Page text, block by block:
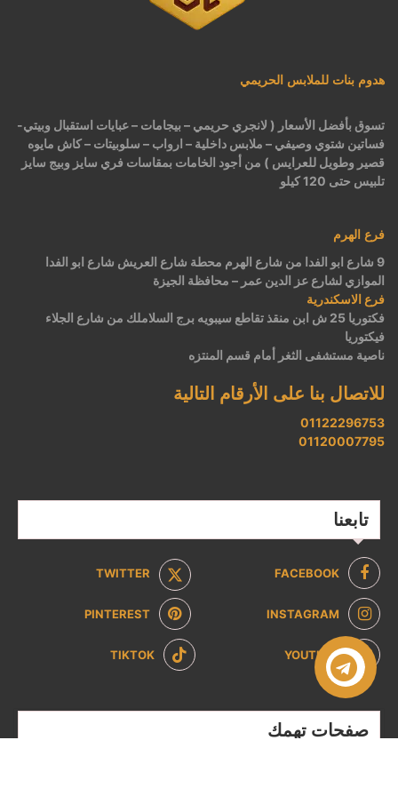
هدوم بنات للملابس الحريمي
تسوق بأفضل الأسعار ( لانجري حريمي – بيجامات – عبايات استقبال وبيتي-
فساتين شتوي وصيفي – ملابس داخلية – ارواب – سلوبيتات – كاش مايوه
قصير وطويل للعرايس ) من أجود الخامات بمقاسات فري سايز وبيج سايز
تلبيس حتى 120 كيلو
فرع الهرم
9 شارع ابو الفدا من شارع الهرم محطة شارع العريش شارع ابو الفدا
الموازي لشارع عز الدين عمر – محافظة الجيزة
فرع الاسكندرية
فكتوريا 25 ش ابن منقذ تقاطع سيبويه برج السلاملك من شارع الجلاء
فيكتوريا
ناصية مستشفى الثغر أمام قسم المنتزه
للاتصال بنا على الأرقام التالية
01122296753
01120007795
تابعنا
FACEBOOK
TWITTER
INSTAGRAM
PINTEREST
YOUTUBE
TIKTOK
صفحات تهمك